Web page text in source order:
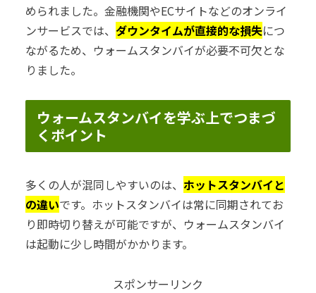
められました。金融機関やECサイトなどのオンライ
ンサービスでは、 ダウンタイムが直接的な損失につ
ながるため、ウォームスタンバイが必要不可欠とな
りました。
ウォームスタンバイを学ぶ上でつまづ
くポイント
多くの人が混同しやすいのは、 ホットスタンバイと
の違いです。ホットスタンバイは常に同期されてお
り即時切り替えが可能ですが、ウォームスタンバイ
は起動に少し時間がかかります。
スポンサーリンク